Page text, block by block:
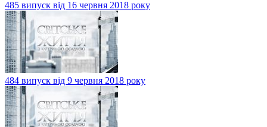
485 випуск від 16 червня 2018 року
484 випуск від 9 червня 2018 року